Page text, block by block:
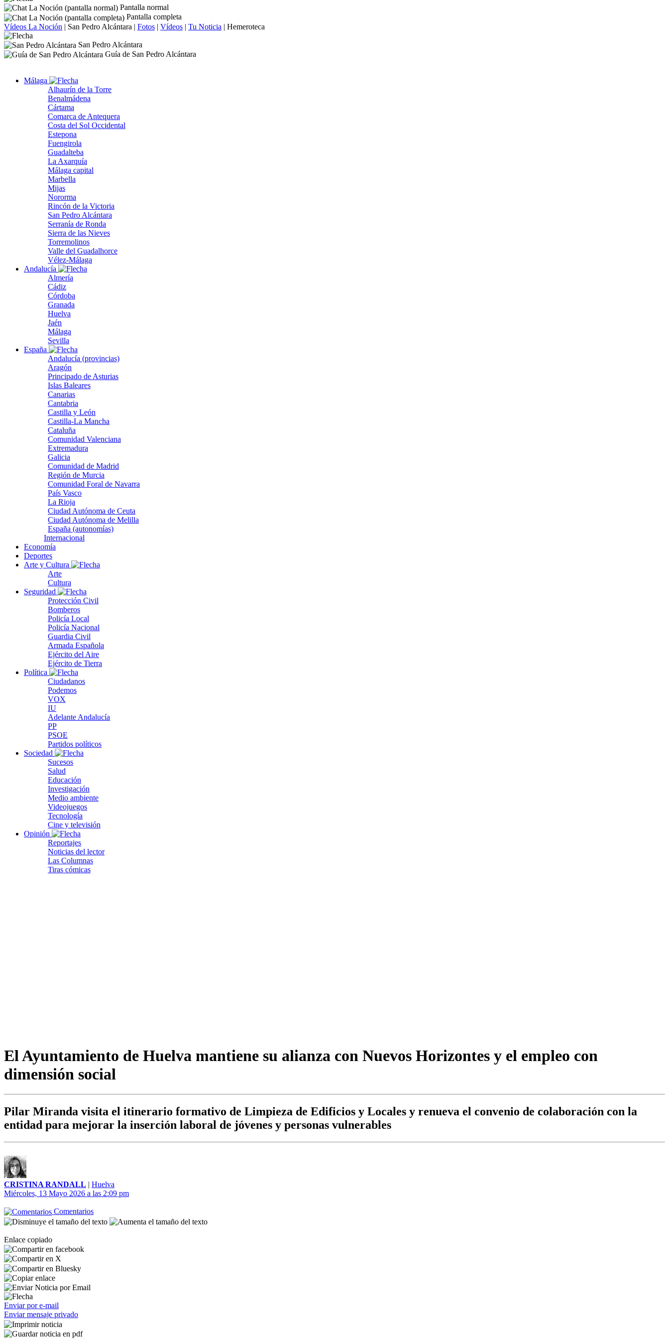
Pantalla normal
Pantalla completa
Vídeos La Noción | San Pedro Alcántara | Fotos | Vídeos | Tu Noticia | Hemeroteca
San Pedro Alcántara
Guía de San Pedro Alcántara
Málaga
Alhaurín de la Torre
Benalmádena
Cártama
Comarca de Antequera
Costa del Sol Occidental
Estepona
Fuengirola
Guadalteba
La Axarquía
Málaga capital
Marbella
Mijas
Nororma
Rincón de la Victoria
San Pedro Alcántara
Serranía de Ronda
Sierra de las Nieves
Torremolinos
Valle del Guadalhorce
Vélez-Málaga
Andalucía
Almería
Cádiz
Córdoba
Granada
Huelva
Jaén
Málaga
Sevilla
España
Andalucía (provincias)
Aragón
Principado de Asturias
Islas Baleares
Canarias
Cantabria
Castilla y León
Castilla-La Mancha
Cataluña
Comunidad Valenciana
Extremadura
Galicia
Comunidad de Madrid
Región de Murcia
Comunidad Foral de Navarra
País Vasco
La Rioja
Ciudad Autónoma de Ceuta
Ciudad Autónoma de Melilla
España (autonomías)
Internacional
Economía
Deportes
Arte y Cultura
Arte
Cultura
Seguridad
Protección Civil
Bomberos
Policía Local
Policía Nacional
Guardia Civil
Armada Española
Ejército del Aire
Ejército de Tierra
Política
Ciudadanos
Podemos
VOX
IU
Adelante Andalucía
PP
PSOE
Partidos políticos
Sociedad
Sucesos
Salud
Educación
Investigación
Medio ambiente
Videojuegos
Tecnología
Cine y televisión
Opinión
Reportajes
Noticias del lector
Las Columnas
Tiras cómicas
El Ayuntamiento de Huelva mantiene su alianza con Nuevos Horizontes y el empleo con
dimensión social
Pilar Miranda visita el itinerario formativo de Limpieza de Edificios y Locales y renueva el convenio de colaboración con la
entidad para mejorar la inserción laboral de jóvenes y personas vulnerables
CRISTINA RANDALL | Huelva
Miércoles, 13 Mayo 2026 a las 2:09 pm
Comentarios
Enlace copiado
Enviar por e-mail
Enviar mensaje privado